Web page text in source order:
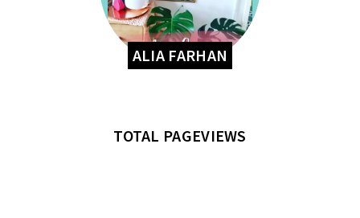
ALIA FARHAN
TOTAL PAGEVIEWS